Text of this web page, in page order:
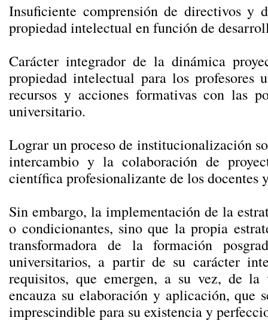
Insuficiente comprensión de directivos y
propiedad intelectual en función de
Carácter integrador de la dinámica
propiedad intelectual para los profesores
recursos y acciones formativas con las
universitario.
Lograr un proceso de institucionalización
intercambio y la colaboración de
científica profesionalizante de los docentes
Sin embargo, la implementación de la
o condicionantes, sino que la propia
transformadora de la formación
universitarios, a partir de su carácter
requisitos, que emergen, a su vez, de
encauza su elaboración y aplicación, que
imprescindible para su existencia y